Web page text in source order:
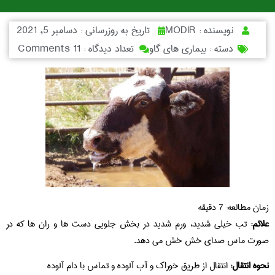
نویسنده : تاریخ به روزرسانی : دسامبر 5, 2021
دسته :بیماری های گاو تعداد دیدگاه : 11 Comments
زمان مطالعه: 7دقیقه
علائم: تب خیلی شدید، ورم شدید در بخش جلویی دست ها و ران ها که در
صورت ماس صدای خش خش می دهد.
نحوه انتقال:انتقال از طریق خوراک و آب آلوده و تماس با دام آلوده